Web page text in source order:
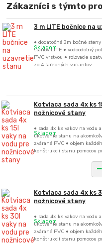
Zákazníci s týmto
3 m LITE bočnice na
• dodatočné 3m bočné
stanov LITE • vodoodolný
PVC vrstvou • rolovacie
zo 4 farebných variantov
Skladom
Kotviaca sada 4x ks
nožnicové stany
• sada 4x ks vakov na vodu
ukotvenie stanu na
zvárané PVC • objem
konštrukcii stanu pomocou
Skladom
Kotviaca sada 4x ks
nožnicové stany
• sada 4x ks vakov na vodu
ukotvenie stanu na
zvárané PVC • objem
konštrukcii stanu pomocou
Skladom